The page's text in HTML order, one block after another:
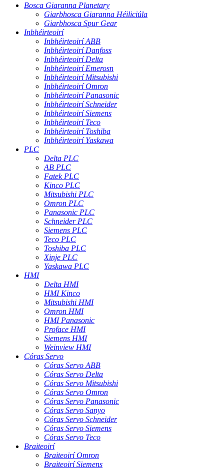
Bosca Giaranna Planetary
Giarbhosca Giaranna Héiliciúla
Giarbhosca Spur Gear
Inbhéirteoirí
Inbhéirteoirí ABB
Inbhéirteoirí Danfoss
Inbhéirteoirí Delta
Inbhéirteoirí Emerosn
Inbhéirteoirí Mitsubishi
Inbhéirteoirí Omron
Inbhéirteoirí Panasonic
Inbhéirteoirí Schneider
Inbhéirteoirí Siemens
Inbhéirteoirí Teco
Inbhéirteoirí Toshiba
Inbhéirteoirí Yaskawa
PLC
Delta PLC
AB PLC
Fatek PLC
Kinco PLC
Mitsubishi PLC
Omron PLC
Panasonic PLC
Schneider PLC
Siemens PLC
Teco PLC
Toshiba PLC
Xinje PLC
Yaskawa PLC
HMI
Delta HMI
HMI Kinco
Mitsubishi HMI
Omron HMI
HMI Panasonic
Proface HMI
Siemens HMI
Weinview HMI
Córas Servo
Córas Servo ABB
Córas Servo Delta
Córas Servo Mitsubishi
Córas Servo Omron
Córas Servo Panasonic
Córas Servo Sanyo
Córas Servo Schneider
Córas Servo Siemens
Córas Servo Teco
Braiteoirí
Braiteoirí Omron
Braiteoirí Siemens